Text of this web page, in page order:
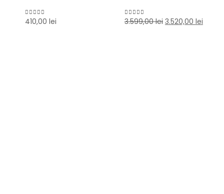
0out of 5
410,00 lei 0 out of 5
3.599,00lei 3.520,00 lei